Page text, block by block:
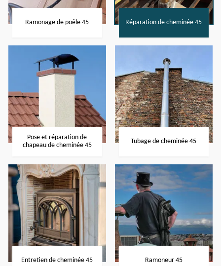
Ramonage de poêle 45 Réparation de cheminée 45
Pose et réparation de
chapeau de cheminée 45
Tubage de cheminée 45
Entretien de cheminée 45 Ramoneur 45